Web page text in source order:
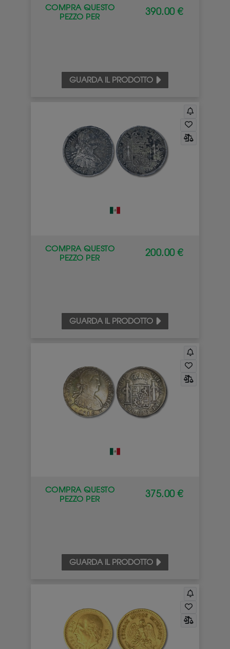
COMPRA QUESTO
PEZZO PER
390.00 €
GUARDA IL PRODOTTO
COMPRA QUESTO
PEZZO PER
200.00 €
GUARDA IL PRODOTTO
COMPRA QUESTO
PEZZO PER
375.00 €
GUARDA IL PRODOTTO